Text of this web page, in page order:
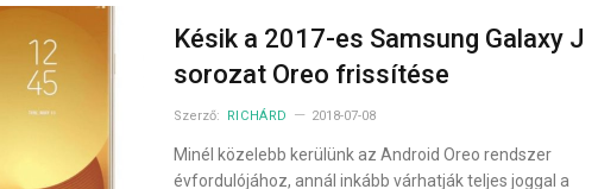
Késik a 2017-es Samsung Galaxy J
sorozat Oreo frissítése
Szerző: RICHÁRD 2018-07-08
Minél közelebb kerülünk az Android Oreo rendszer
évfordulójához, annál inkább várhatják teljes joggal a